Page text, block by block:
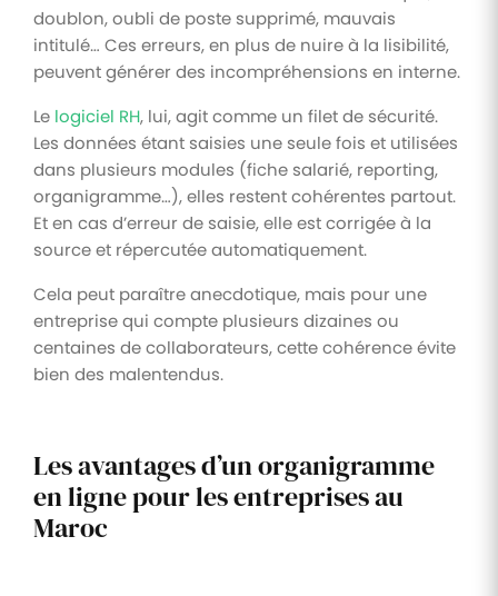
doublon, oubli de poste supprimé, mauvais
intitulé… Ces erreurs, en plus de nuire à la lisibilité,
peuvent générer des incompréhensions en interne.
Le logiciel RH, lui, agit comme un filet de sécurité.
Les données étant saisies une seule fois et utilisées
dans plusieurs modules (fiche salarié, reporting,
organigramme…), elles restent cohérentes partout.
Et en cas d’erreur de saisie, elle est corrigée à la
source et répercutée automatiquement.
Cela peut paraître anecdotique, mais pour une
entreprise qui compte plusieurs dizaines ou
centaines de collaborateurs, cette cohérence évite
bien des malentendus.
Les avantages d’un organigramme
en ligne pour les entreprises au
Maroc